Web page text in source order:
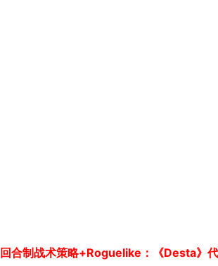
回合制战术策略+Roguelike：《Desta》